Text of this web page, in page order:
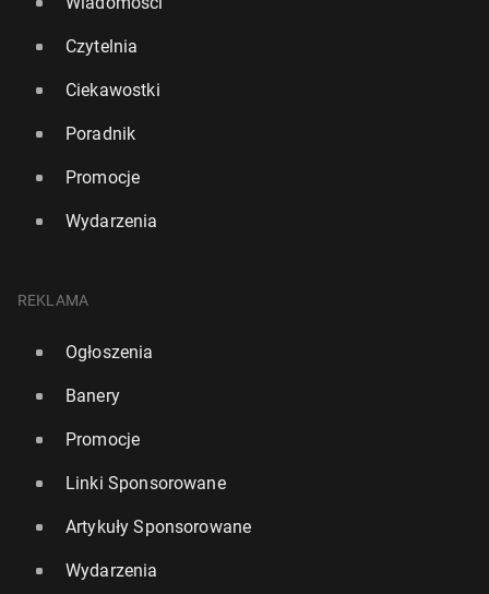
Włoch
21 lipca, 15:30
Czytelnia
Ciekawostki
Poradnik
Promocje
Wydarzenia
REKLAMA
Ogłoszenia
Banery
Promocje
Linki Sponsorowane
Artykuły Sponsorowane
Wydarzenia